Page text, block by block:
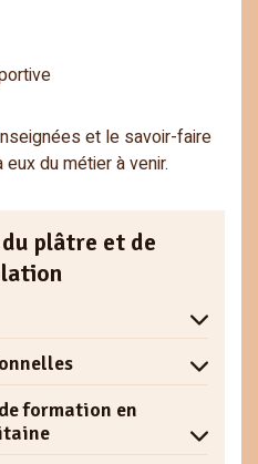
et le savoir-faire
du métier à venir.
plâtre et de
professionnel
: le secteur du
et environnementaux,
des informations liées à
formation en